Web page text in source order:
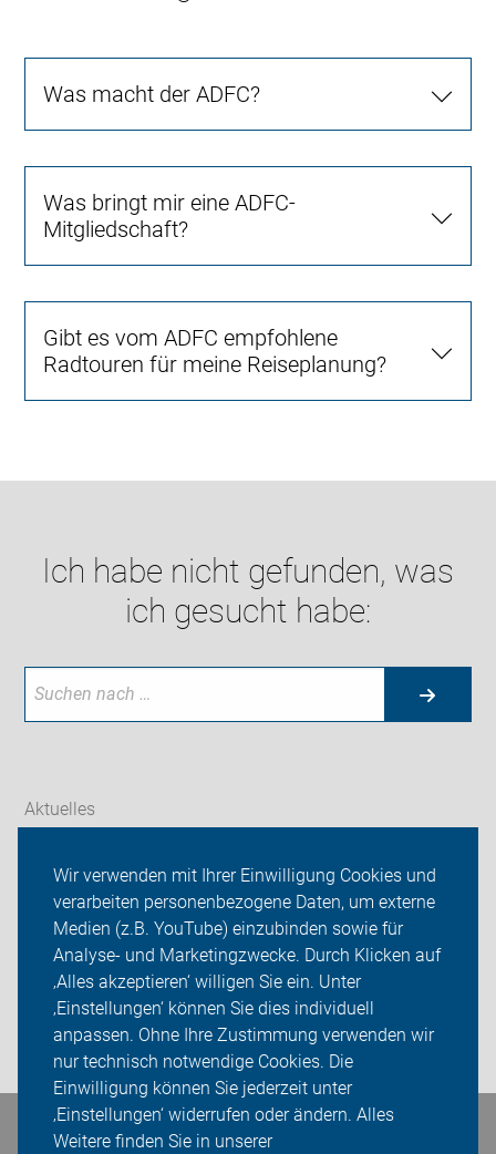
Wir verwenden mit Ihrer Einwilligung Cookies und
verarbeiten personenbezogene Daten, um externe
Medien (z.B. YouTube) einzubinden sowie für
Analyse- und Marketingzwecke. Durch Klicken auf
‚Alles akzeptieren‘ willigen Sie ein. Unter
‚Einstellungen‘ können Sie dies individuell
anpassen. Ohne Ihre Zustimmung verwenden wir
nur technisch notwendige Cookies. Die
Einwilligung können Sie jederzeit unter
‚Einstellungen‘ widerrufen oder ändern. Alles
Weitere finden Sie in unserer
Was macht der ADFC?
Was bringt mir eine ADFC-
Mitgliedschaft?
Gibt es vom ADFC empfohlene
Radtouren für meine Reiseplanung?
Ich habe nicht gefunden, was
ich gesucht habe:
Aktuelles
ADFC Thüringen
Sei dabei
Presse
Login
Bleiben Sie in Kontakt